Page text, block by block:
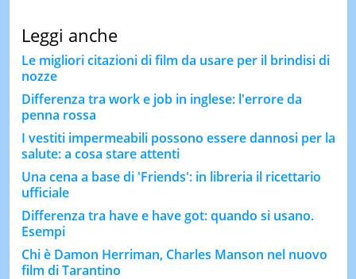
Leggi anche
Le migliori citazioni di film da usare per il brindisi di
nozze
Differenza tra work e job in inglese: l'errore da
penna rossa
I vestiti impermeabili possono essere dannosi per la
salute: a cosa stare attenti
Una cena a base di 'Friends': in libreria il ricettario
ufficiale
Differenza tra have e have got: quando si usano.
Esempi
Chi è Damon Herriman, Charles Manson nel nuovo
film di Tarantino